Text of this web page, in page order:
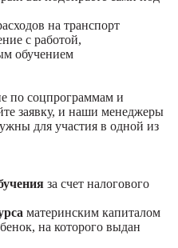
на транспорт
с работой,
обучением
по соцпрограммам и
заявку, и наши менеджеры
для участия в одной из
за счет налогового
материнским капиталом
на которого выдан